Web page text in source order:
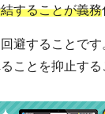
することが義務
避することです
ことを抑止する